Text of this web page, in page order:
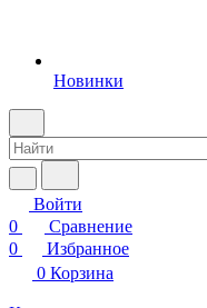
Новинки
Войти
0
Сравнение
0
Избранное
0 Корзина